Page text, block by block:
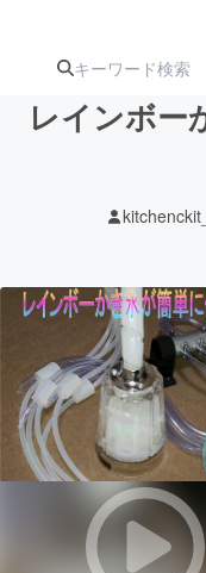
ターン
ジ
アート・
テクノロジ
映像・映画
ビジネス・
レインボー